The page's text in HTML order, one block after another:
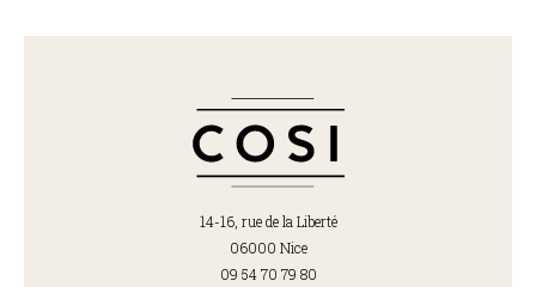
14-16, rue de la Liberté
06000 Nice
09 54 70 79 80